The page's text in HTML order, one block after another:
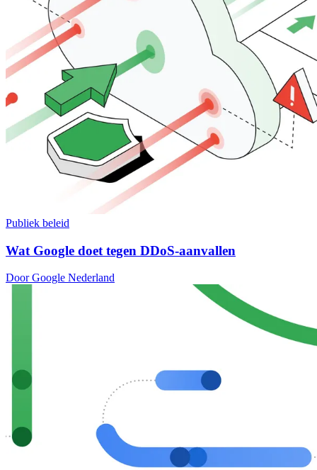
Publiek beleid
Wat Google doet tegen DDoS-aanvallen
Door Google Nederland